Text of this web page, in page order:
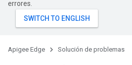
errores.
Apigee Edge Solución de problemas